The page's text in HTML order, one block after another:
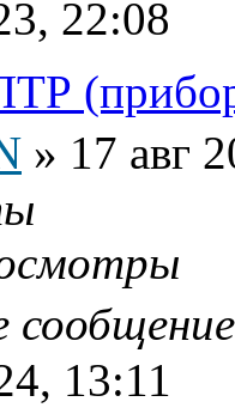
22:08
» 17 авг
13:11